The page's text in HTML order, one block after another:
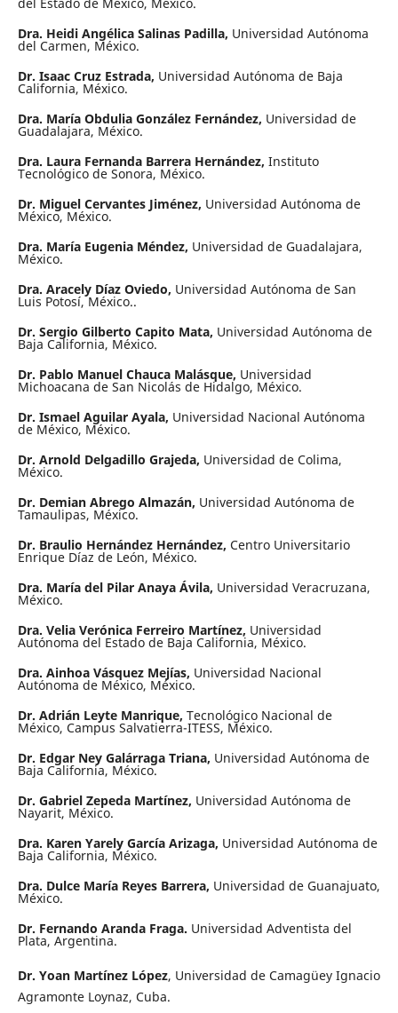
Dra. Heidi Angélica Salinas Padilla, Universidad Autónoma
del Carmen, México.
Dr. Isaac Cruz Estrada, Universidad Autónoma de Baja
California, México.
Dra. María Obdulia González Fernández, Universidad de
Guadalajara, México.
Dra. Laura Fernanda Barrera Hernández, Instituto
Tecnológico de Sonora, México.
Dr. Miguel Cervantes Jiménez, Universidad Autónoma de
México, México.
Dra. María Eugenia Méndez, Universidad de Guadalajara,
México.
Dra. Aracely Díaz Oviedo, Universidad Autónoma de San
Luis Potosí, México..
Dr. Sergio Gilberto Capito Mata, Universidad Autónoma de
Baja California, México.
Dr. Pablo Manuel Chauca Malásque, Universidad
Michoacana de San Nicolás de Hidalgo, México.
Dr. Ismael Aguilar Ayala, Universidad Nacional Autónoma
de México, México.
Dr. Arnold Delgadillo Grajeda, Universidad de Colima,
México.
Dr. Demian Abrego Almazán, Universidad Autónoma de
Tamaulipas, México.
Dr. Braulio Hernández Hernández, Centro Universitario
Enrique Díaz de León, México.
Dra. María del Pilar Anaya Ávila, Universidad Veracruzana,
México.
Dra. Velia Verónica Ferreiro Martínez, Universidad
Autónoma del Estado de Baja California, México.
Dra. Ainhoa Vásquez Mejías, Universidad Nacional
Autónoma de México, México.
Dr. Adrián Leyte Manrique, Tecnológico Nacional de
México, Campus Salvatierra-ITESS, México.
Dr. Edgar Ney Galárraga Triana, Universidad Autónoma de
Baja California, México.
Dr. Gabriel Zepeda Martínez, Universidad Autónoma de
Nayarit, México.
Dra. Karen Yarely García Arizaga, Universidad Autónoma de
Baja California, México.
Dra. Dulce María Reyes Barrera, Universidad de Guanajuato,
México.
Dr. Fernando Aranda Fraga. Universidad Adventista del
Plata, Argentina.
Dr. Yoan Martínez López, Universidad de Camagüey Ignacio
Agramonte Loynaz, Cuba.